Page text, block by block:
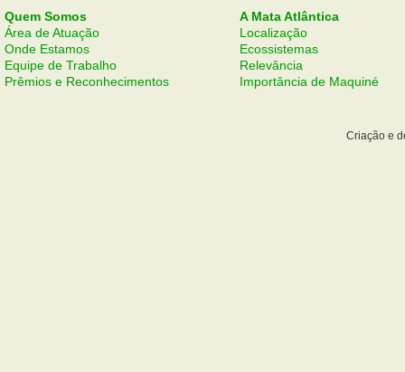
Quem Somos
Área de Atuação
Onde Estamos
Equipe de Trabalho
Prêmios e Reconhecimentos
A Mata Atlântica
Localização
Ecossistemas
Relevância
Importância de Maquiné
Criação e